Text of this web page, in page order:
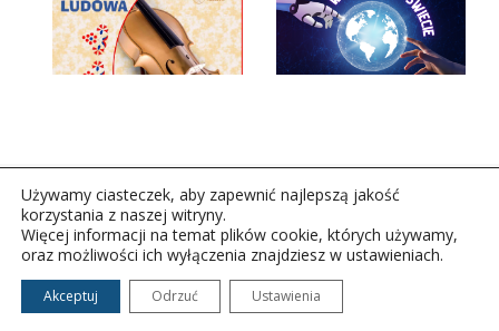
Copyright © 2026Polskie Radio Rzeszów S.A. w likwidacj.
Wszelkie prawa zastrzeżone.
Używamy ciasteczek, aby zapewnić najlepszą jakość
korzystania z naszej witryny.
Więcej informacji na temat plików cookie, których używamy,
oraz możliwości ich wyłączenia znajdziesz w ustawieniach.
Akceptuj Odrzuć Ustawienia